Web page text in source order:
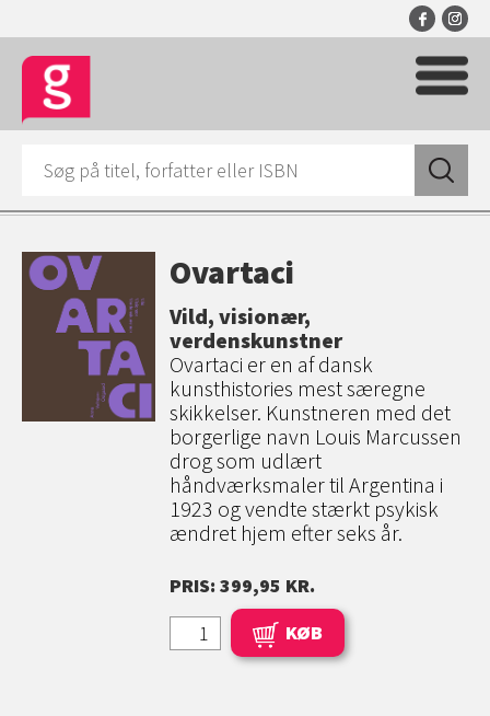
Ovartaci
Vild, visionær,
verdenskunstner
Ovartaci er en af dansk
kunsthistories mest særegne
skikkelser. Kunstneren med det
borgerlige navn Louis Marcussen
drog som udlært
håndværksmaler til Argentina i
1923 og vendte stærkt psykisk
ændret hjem efter seks år.
PRIS: 399,95 KR.
KØB